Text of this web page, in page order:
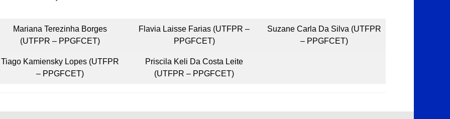
Mariana Terezinha Borges
(UTFPR – PPGFCET)
Flavia Laisse Farias (UTFPR –
PPGFCET)
Suzane Carla Da Silva (UTFPR
– PPGFCET)
Tiago Kamiensky Lopes (UTFPR
– PPGFCET)
Priscila Keli Da Costa Leite
(UTFPR – PPGFCET)